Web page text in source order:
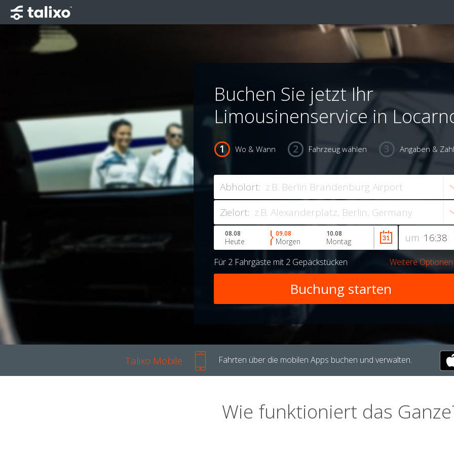
Buchen Sie jetzt Ihr
Limousinenservice in
Wo & Wann Fahrzeug wählen Angaben &
Abholort:
Zielort:
um
08.08
Heute
09.08
Morgen
10.08
Montag
Für 2 Fahrgäste mit 2 Gepäckstücken Weitere Optionen
Talixo Mobile Fahrten über die mobilen Apps buchen und verwalten.
Wie funktioniert das